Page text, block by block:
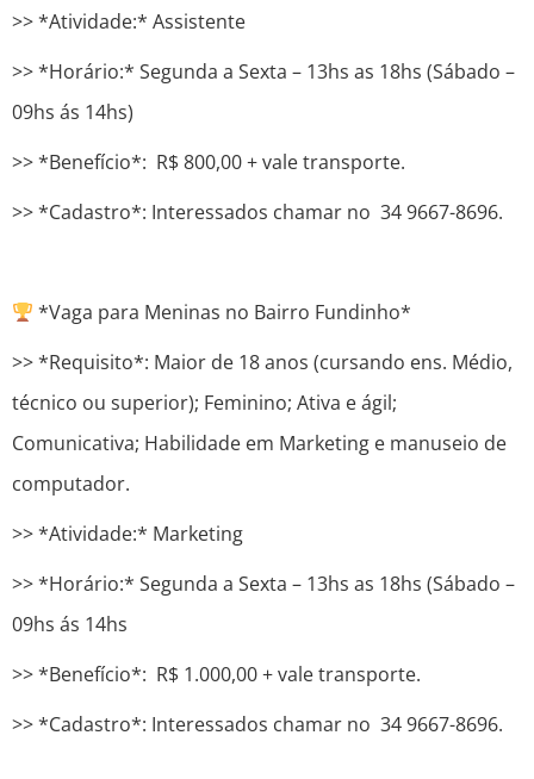
>> *Atividade:* Assistente
>> *Horário:* Segunda a Sexta – 13hs as 18hs (Sábado –
09hs ás 14hs)
>> *Benefício*: R$ 800,00 + vale transporte.
>> *Cadastro*: Interessados chamar no 34 9667-8696.
*Vaga para Meninas no Bairro Fundinho*
>> *Requisito*: Maior de 18 anos (cursando ens. Médio,
técnico ou superior); Feminino; Ativa e ágil;
Comunicativa; Habilidade em Marketing e manuseio de
computador.
>> *Atividade:* Marketing
>> *Horário:* Segunda a Sexta – 13hs as 18hs (Sábado –
09hs ás 14hs
>> *Benefício*: R$ 1.000,00 + vale transporte.
>> *Cadastro*: Interessados chamar no 34 9667-8696.